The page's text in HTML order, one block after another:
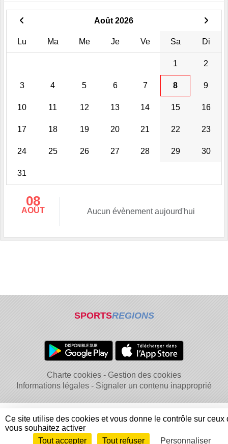
Août 2026
Lu Ma Me Je Ve Sa Di
1 2
3 4 5 6 7 8 9
10 11 12 13 14 15 16
17 18 19 20 21 22 23
24 25 26 27 28 29 30
31
08
AOÛT Aucun évènement aujourd'hui
SPORTSREGIONS
Charte cookies
Gestion des cookies
Informations légales
Signaler un contenu inapproprié
Envie de participer ? Connexion
Ce site utilise des cookies et vous donne le contrôle sur ceux
vous souhaitez activer
Tout accepter
Tout refuser Personnaliser